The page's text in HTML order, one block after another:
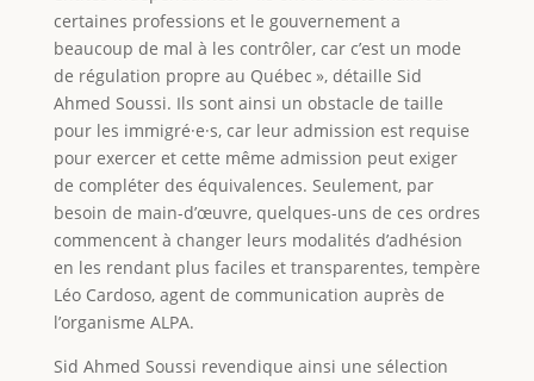
certaines professions et le gouvernement a
beaucoup de mal à les contrôler, car c’est un mode
de régulation propre au Québec », détaille Sid
Ahmed Soussi. Ils sont ainsi un obstacle de taille
pour les immigré·e·s, car leur admission est requise
pour exercer et cette même admission peut exiger
de compléter des équivalences. Seulement, par
besoin de main-d’œuvre, quelques-uns de ces ordres
commencent à changer leurs modalités d’adhésion
en les rendant plus faciles et transparentes, tempère
Léo Cardoso, agent de communication auprès de
l’organisme ALPA.
Sid Ahmed Soussi revendique ainsi une sélection